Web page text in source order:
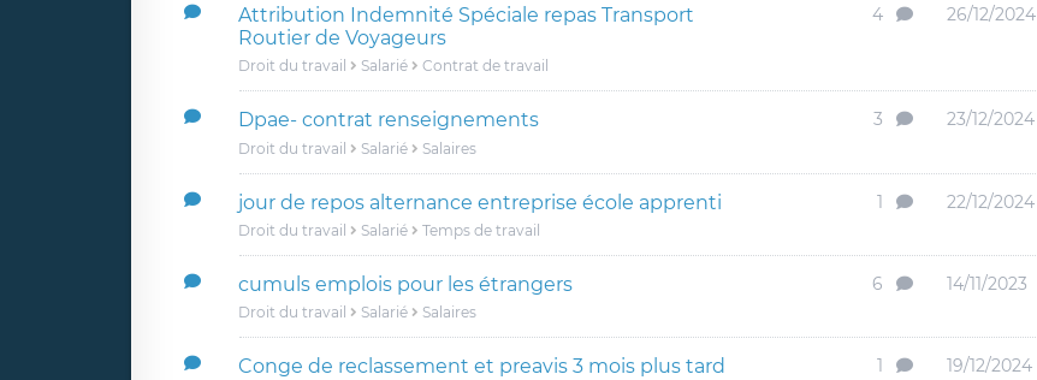
Attribution Indemnité Spéciale repas Transport
Routier de Voyageurs
Droit du travail Salarié Contrat de travail
4 26/12/2024
Dpae- contrat renseignements
Droit du travail Salarié Salaires
3 23/12/2024
jour de repos alternance entreprise école apprenti
Droit du travail Salarié Temps de travail
1 22/12/2024
cumuls emplois pour les étrangers
Droit du travail Salarié Salaires
6 14/11/2023
Conge de reclassement et preavis 3 mois plus tard 1 19/12/2024